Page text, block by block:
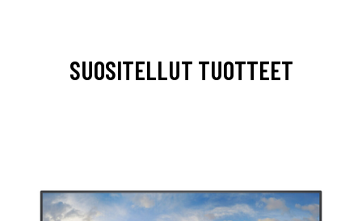
SUOSITELLUT TUOTTEET